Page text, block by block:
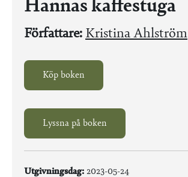
Hannas kaffestuga
Författare: Kristina Ahlström
Köp boken
Lyssna på boken
Utgivningsdag: 2023-05-24